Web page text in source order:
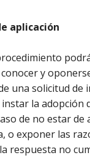
aplicación
y
una solicitud de
la adopción
de no estar de
o exponer las
respuesta no